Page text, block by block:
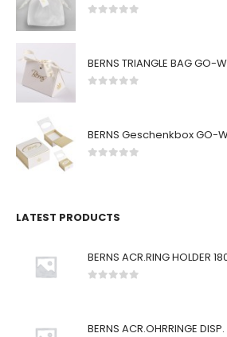
BERNS TRIANGLE BAG GO-
LATEST PRODUCTS